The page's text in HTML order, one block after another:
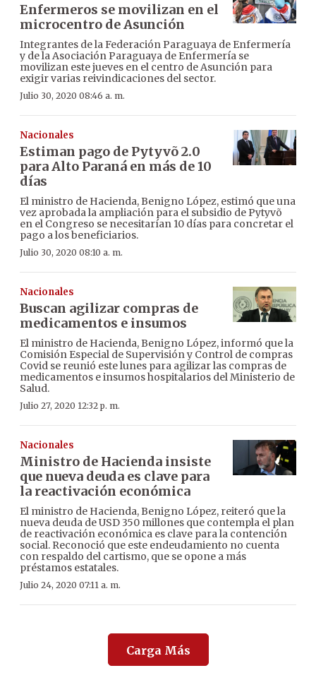
Enfermeros se movilizan en el
microcentro de Asunción
Integrantes de la Federación Paraguaya de Enfermería
y de la Asociación Paraguaya de Enfermería se
movilizan este jueves en el centro de Asunción para
exigir varias reivindicaciones del sector.
Julio 30, 2020 08:46 a. m.
Nacionales
Estiman pago de Pytyvõ 2.0
para Alto Paraná en más de 10
días
El ministro de Hacienda, Benigno López, estimó que una
vez aprobada la ampliación para el subsidio de Pytyvõ
en el Congreso se necesitarían 10 días para concretar el
pago a los beneficiarios.
Julio 30, 2020 08:10 a. m.
Nacionales
Buscan agilizar compras de
medicamentos e insumos
El ministro de Hacienda, Benigno López, informó que la
Comisión Especial de Supervisión y Control de compras
Covid se reunió este lunes para agilizar las compras de
medicamentos e insumos hospitalarios del Ministerio de
Salud.
Julio 27, 2020 12:32 p. m.
Nacionales
Ministro de Hacienda insiste
que nueva deuda es clave para
la reactivación económica
El ministro de Hacienda, Benigno López, reiteró que la
nueva deuda de USD 350 millones que contempla el plan
de reactivación económica es clave para la contención
social. Reconoció que este endeudamiento no cuenta
con respaldo del cartismo, que se opone a más
préstamos estatales.
Julio 24, 2020 07:11 a. m.
Carga Más